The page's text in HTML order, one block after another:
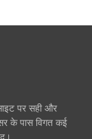
पर सही और
के पास विगत कई